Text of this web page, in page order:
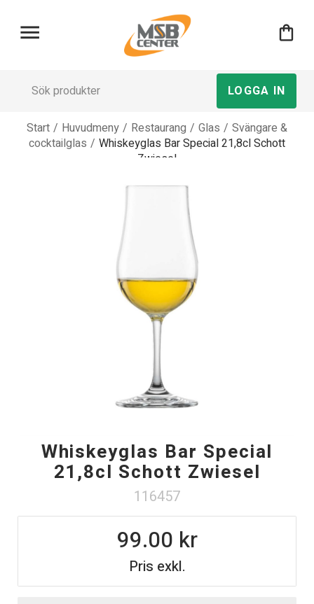
menu shopping_bag
LOGGA IN
Start / Huvudmeny / Restaurang / Glas / Svängare &
cocktailglas / Whiskeyglas Bar Special 21,8cl Schott
Zwiesel
Whiskeyglas Bar Special
21,8cl Schott Zwiesel
116457
Pris exkl.
99.00